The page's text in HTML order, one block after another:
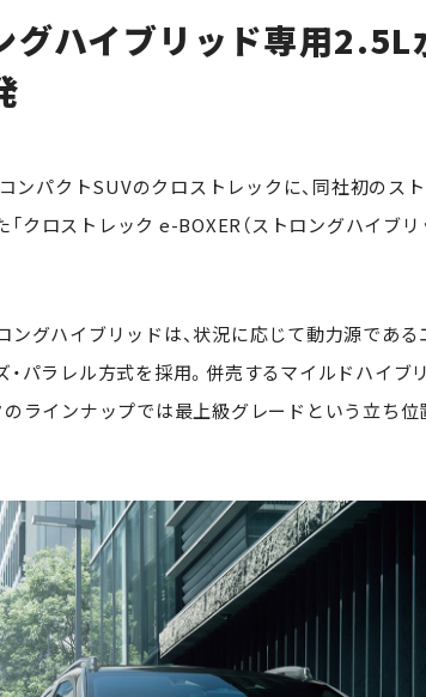
グハイブリッド専用2.5L
ンパクトSUVのクロストレックに、同社初のス
「クロストレック e-BOXER（ストロングハイブ
ングハイブリッドは、状況に応じて動力源であ
・パラレル方式を採用。併売するマイルドハイブ
のラインナップでは最上級グレードという立ち位